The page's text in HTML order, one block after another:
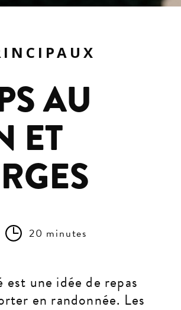
AU
ET
20 minutes
est une idée de repas
en randonnée. Les